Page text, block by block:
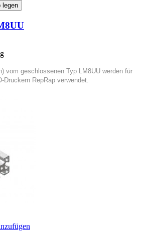
legen
vom geschlossenen Typ LM8UU werden für
Druckern RepRap verwendet.